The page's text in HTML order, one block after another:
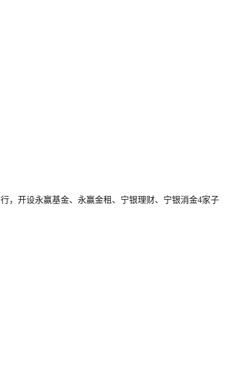
，开设永赢基金、永赢金租、宁银理财、宁银消金4家子